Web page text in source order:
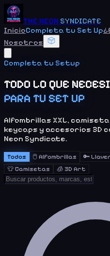
THE NEON SYNDICATE
InicioCompleta tu Set Up
Nosotros
Completa tu Setup
TODO LO QUE
PARA TU SET UP
Alfombrillas XXL,
keycaps y accesorios 3D
Neon Syndicate.
Todos 🖱️ Alfombrillas 🔑
👕Camisetas 🧊3D Art